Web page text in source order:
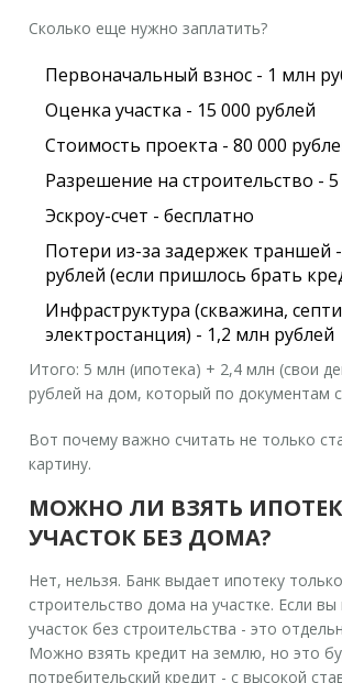
Сколько еще нужно заплатить?
Первоначальный взнос - 1 млн
Оценка участка - 15 000 рублей
Стоимость проекта - 80 000
Разрешение на строительство - 5
Эскроу-счет - бесплатно
Потери из-за задержек траншей
рублей (если пришлось брать
Инфраструктура (скважина,
электростанция) - 1,2 млн рублей
Итого: 5 млн (ипотека) + 2,4 млн (свои
рублей на дом, который по документам
Вот почему важно считать не только
картину.
МОЖНО ЛИ ВЗЯТЬ
УЧАСТОК БЕЗ ДОМА?
Нет, нельзя. Банк выдает ипотеку
строительство дома на участке. Если вы
участок без строительства - это
Можно взять кредит на землю, но это
потребительский кредит - с высокой